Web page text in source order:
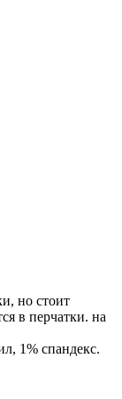
но стоит
в перчатки. на
1% спандекс.